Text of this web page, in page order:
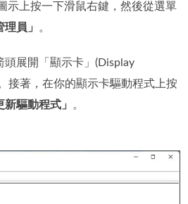
示上按一下滑鼠右鍵，然後從選單
理員」 。
頭展開「顯示卡」(Display
接著，在你的顯示卡驅動程式上按
新驅動程式」 。